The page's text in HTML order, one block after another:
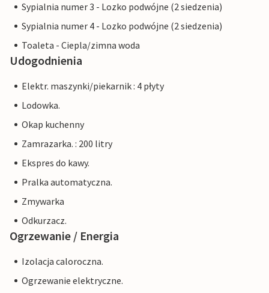
Sypialnia numer 3 - Lozko podwójne (2 siedzenia)
Sypialnia numer 4 - Lozko podwójne (2 siedzenia)
Toaleta - Ciepla/zimna woda
Udogodnienia
Elektr. maszynki/piekarnik : 4 płyty
Lodowka.
Okap kuchenny
Zamrazarka. : 200 litry
Ekspres do kawy.
Pralka automatyczna.
Zmywarka
Odkurzacz.
Ogrzewanie / Energia
Izolacja caloroczna.
Ogrzewanie elektryczne.